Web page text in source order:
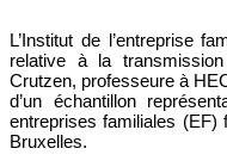
L’Institut de l’entreprise
relative à la transmission
Crutzen, professeure à
d’un échantillon
entreprises familiales (EF)
Bruxelles.